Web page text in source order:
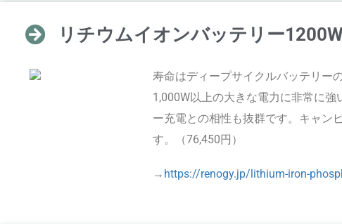
リチウムイオンバッテリー
寿命はディープサイクルバッテリー
1,000W以上の大きな電力に非常に
ー充電との相性も抜群です。キャン
す。（76,450円）
→ https://renogy.jp/lithium-iron-